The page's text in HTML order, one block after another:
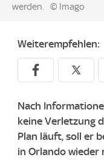
werden.
© Imago
Weiterempfehlen:
Nach
keine Verletzung
Plan läuft, soll er
in Orlando